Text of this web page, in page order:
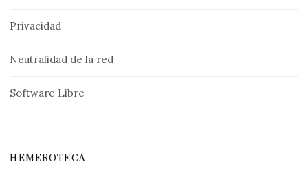
Privacidad
Neutralidad de la red
Software Libre
HEMEROTECA